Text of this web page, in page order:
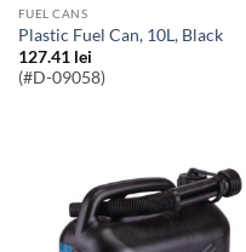
FUEL CANS
Plastic Fuel Can, 10L, Black
127.41 lei
(#D-09058)